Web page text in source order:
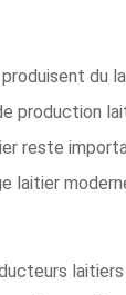
du
production
reste
laitier